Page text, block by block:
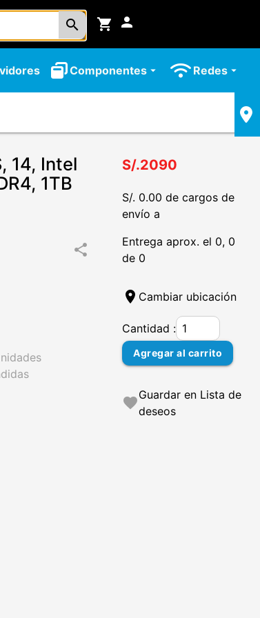
search shopping_cart person
Componentesarrow_drop_down Redes arrow_drop_down
14, Intel
1TB
share
S/.2090
S/. 0.00 de cargos de
envío a
Entrega aprox. el 0, 0
de 0
location_on Cambiar ubicación
Cantidad :
Agregar al carrito
favoriteGuardar en Lista de
deseos